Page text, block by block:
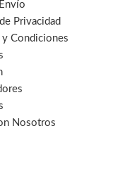
Privacidad
y Condiciones
Nosotros